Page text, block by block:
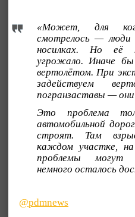
«Может, для
смотрелось —
носилках. Но её
угрожало. Иначе бы
вертолётом. При
задействуем
погранзаставы —
Это проблема
автомобильной
строят. Там
каждом участке,
проблемы могут
немного осталось
@pdmnews